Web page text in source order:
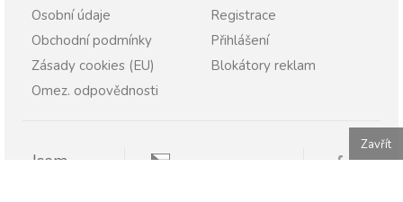
Osobní údaje
Obchodní podmínky
Zásady cookies (EU)
Omez. odpovědnosti
Registrace
Přihlášení
Blokátory reklam
Jsem
Zavřít